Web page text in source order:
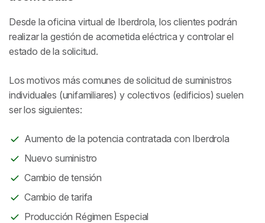
Desde la oficina virtual de Iberdrola, los clientes podrán
realizar la gestión de acometida eléctrica y controlar el
estado de la solicitud.
Los motivos más comunes de solicitud de suministros
individuales (unifamiliares) y colectivos (edificios) suelen
ser los siguientes:
Aumento de la potencia contratada con Iberdrola
Nuevo suministro
Cambio de tensión
Cambio de tarifa
Producción Régimen Especial